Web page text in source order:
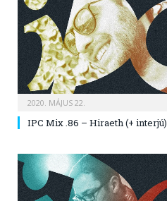
2020. MÁJUS 22.
IPC Mix .86 – Hiraeth (+ interjú)